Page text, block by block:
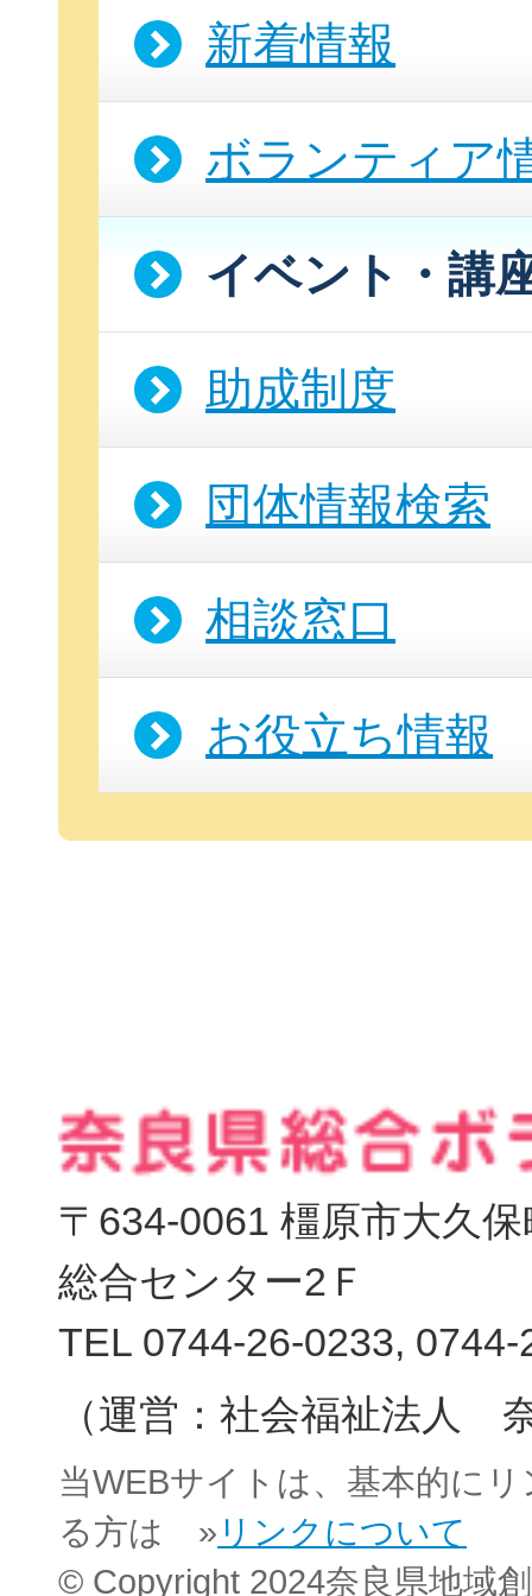
新着情報
ボランティア
イベント・講
助成制度
団体情報検索
相談窓口
お役立ち情報
〒634-0061 橿原市大久
総合センター2Ｆ
TEL 0744-26-0233, 0744-
（運営：社会福祉法人
当WEBサイトは、基本的に
る方は » リンクについて
© Copyright 2024奈良県地域